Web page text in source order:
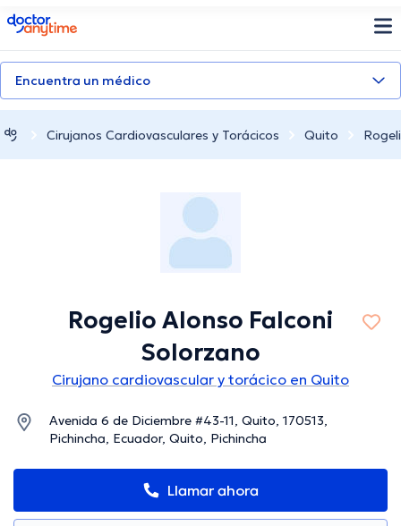
doctoranytime
Encuentra un médico
Cirujanos Cardiovasculares y Torácicos Quito
Rogelio Alonso Falconi
Solorzano
Cirujano cardiovascular y torácico en Quito
Avenida 6 de Diciembre #43-11, Quito, 170513,
Pichincha, Ecuador, Quito, Pichincha
Llamar ahora